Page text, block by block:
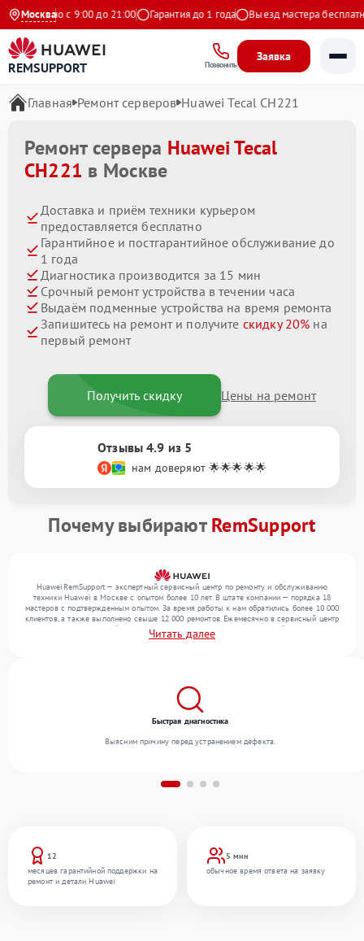
Москвас 9:00 до 21:00 Гарантия до 1 года Выезд мастера бесплатно
REMSUPPORT Позвонить
Заявка
Главная Ремонт серверов Huawei Tecal CH221
Ремонт сервера Huawei Tecal
CH221 в Москве
Доставка и приём техники курьером
предоставляется бесплатно
Гарантийное и постгарантийное обслуживание до
1 года
Диагностика производится за 15 мин
Срочный ремонт устройства в течении часа
Выдаём подменные устройства на время ремонта
Запишитесь на ремонт и получите скидку 20% на
первый ремонт
Получить скидку Цены на ремонт
Отзывы 4.9 из 5
нам доверяют 🌟🌟🌟🌟🌟
Почему выбираютRemSupport
HuaweiRemSupport — экспертный сервисный центр по ремонту и обслуживанию
техники Huawei в Москве с опытом более 10 лет. В штате компании — порядка 18
мастеров с подтвержденным опытом. За время работы к нам обратились более 10 000
клиентов, а также выполнено свыше 12 000 ремонтов. Ежемесячно в сервисный центр
поступает от 300 устройств, включая , , . Мы беремся за задачи любой сложности и
предлагаем стабильный уровень сервиса благодаря опыту команды.
Читать далее
12
месяцев гарантийной поддержки на
ремонт и детали Huawei
5 мин
обычное время ответа на заявку
Быстрая диагностика
Выясним причину перед устранением дефекта.